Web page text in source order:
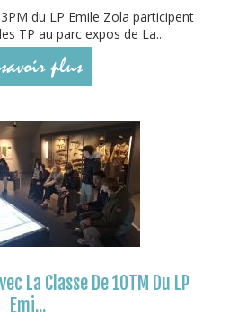
du LP Emile Zola participent
TP au parc expos de La...
plus
La Classe De 1OTM Du LP
Emi...